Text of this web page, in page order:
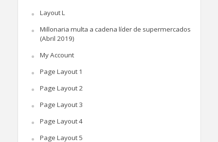
Layout L
Millonaria multa a cadena líder de supermercados
(Abril 2019)
My Account
Page Layout 1
Page Layout 2
Page Layout 3
Page Layout 4
Page Layout 5